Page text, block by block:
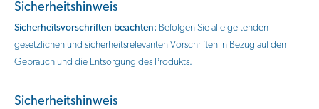
Sicherheitshinweis
Sicherheitsvorschriften beachten: Befolgen Sie alle geltenden
gesetzlichen und sicherheitsrelevanten Vorschriften in Bezug auf den
Gebrauch und die Entsorgung des Produkts.
Sicherheitshinweis